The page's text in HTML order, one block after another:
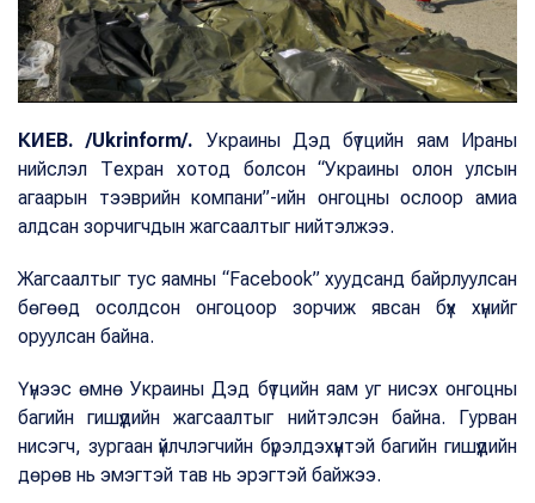
КИЕВ. /Ukrinform/. Украины Дэд бүтцийн яам Ираны
нийслэл Техран хотод болсон “Украины олон улсын
агаарын тээврийн компани”-ийн онгоцны ослоор амиа
алдсан зорчигчдын жагсаалтыг нийтэлжээ.
Жагсаалтыг тус яамны “Facebook” хуудсанд байрлуулсан
бөгөөд осолдсон онгоцоор зорчиж явсан бүх хүнийг
оруулсан байна.
Үүнээс өмнө Украины Дэд бүтцийн яам уг нисэх онгоцны
багийн гишүүдийн жагсаалтыг нийтэлсэн байна. Гурван
нисэгч, зургаан үйлчлэгчийн бүрэлдэхүүнтэй багийн гишүүдийн
дөрөв нь эмэгтэй тав нь эрэгтэй байжээ.